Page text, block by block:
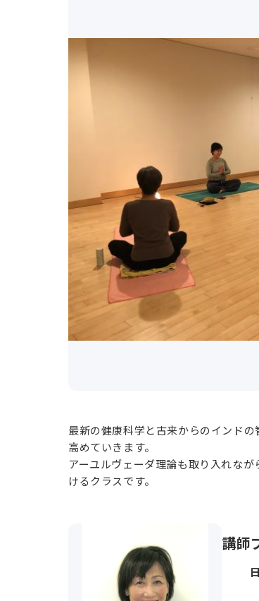
最新の健康科学と古来からのインド
高めていきます。
アーユルヴェーダ理論も取り入れなが
けるクラスです。
講師